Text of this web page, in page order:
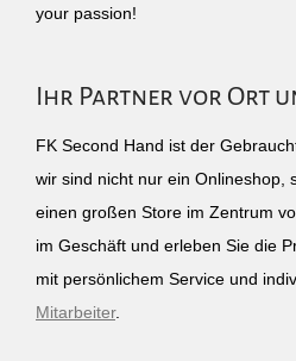
your passion!
Ihr Partner vor Ort
FK Second Hand ist der
wir sind nicht nur ein Onlineshop,
einen großen Store im Zentrum
im Geschäft und erleben Sie die
mit persönlichem Service und
Mitarbeiter.